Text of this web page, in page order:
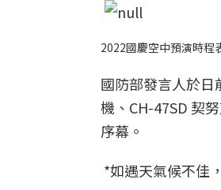
2022國慶空中預演時程
國防部發言人於
機、CH-47SD 契
序幕。
*如遇天氣候不佳